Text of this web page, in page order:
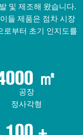
및 제조해 왔습니다.
들 제품은 점차 시장
로부터 초기 인지도를
㎡
공장
정사각형
100
+